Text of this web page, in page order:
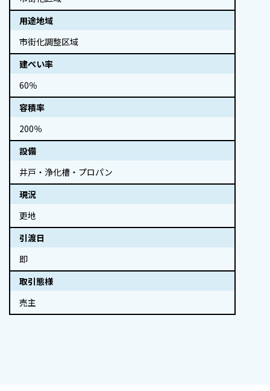
用途地域
市街化調整区域
建ぺい率
60％
容積率
200％
設備
井戸・浄化槽・プロパン
現況
更地
引渡日
即
取引態様
売主